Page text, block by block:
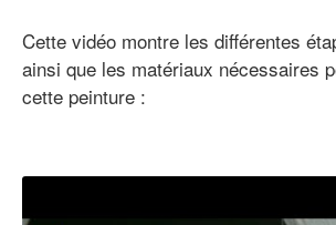
Cette vidéo montre les différentes
ainsi que les matériaux nécessaires
cette peinture :